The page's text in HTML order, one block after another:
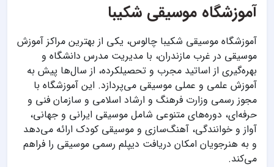
آموزشگاه موسیقی شکیبا
آموزشگاه موسیقی شکیبا چالوس، یکی از بهترین مراکز آموزش
موسیقی در غرب مازندران، با مدیریت مدرس دانشگاه و
بهره‌گیری از اساتید مجرب و تحصیلکرده، از سال‌ها پیش به
آموزش علمی و عملی موسیقی می‌پردازد. این آموزشگاه با
مجوز رسمی وزارت فرهنگ و ارشاد اسلامی و سازمان فنی و
حرفه‌ای، دوره‌های متنوعی شامل موسیقی ایرانی و جهانی،
آواز و خوانندگی، آهنگ‌سازی و موسیقی کودک ارائه می‌دهد
و به هنرجویان امکان دریافت دیپلم رسمی موسیقی را فراهم
می‌کند.